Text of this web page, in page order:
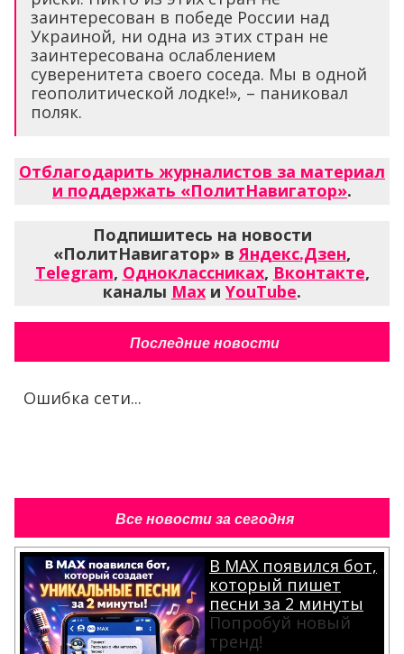
заинтересован в победе России над
Украиной, ни одна из этих стран не
заинтересована ослаблением
суверенитета своего соседа. Мы в одной
геополитической лодке!», – паниковал
поляк.
Отблагодарить журналистов за материал
и поддержать «ПолитНавигатор».
Подпишитесь на новости
«ПолитНавигатор» вЯндекс.Дзен,
Telegram, Одноклассниках, Вконтакте,
каналы Max и YouTube.
Последние новости
Ошибка сети...
Все новости за сегодня
В MAX появился бот,
который пишет
песни за 2 минуты
Попробуй новый
тренд!